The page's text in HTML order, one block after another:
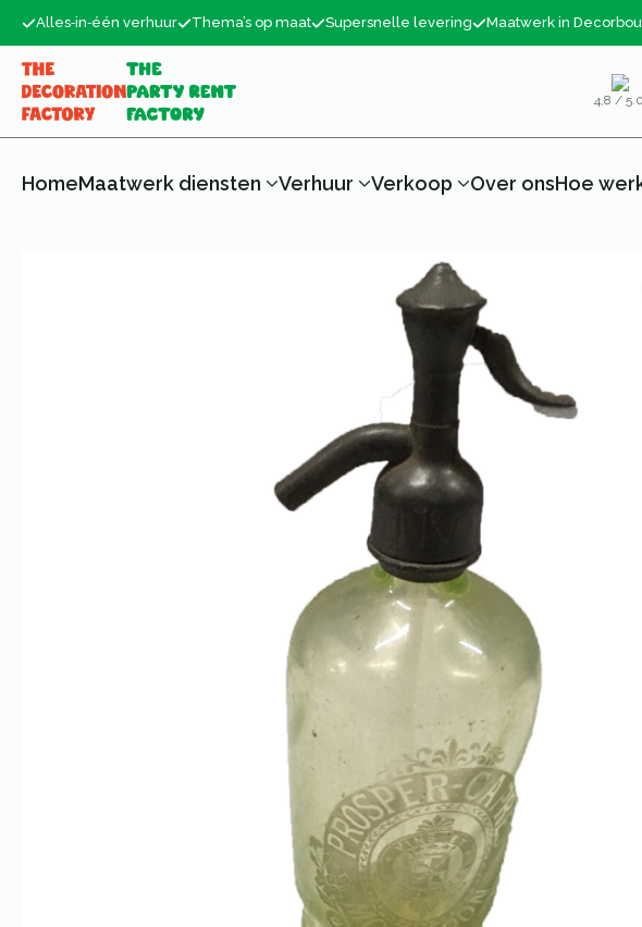
Alles‑in‑één verhuur Thema’s op maat Supersnelle levering Maatwerk in
4,8 /
HomeMaatwerk diensten Verhuur Verkoop Over onsHoe